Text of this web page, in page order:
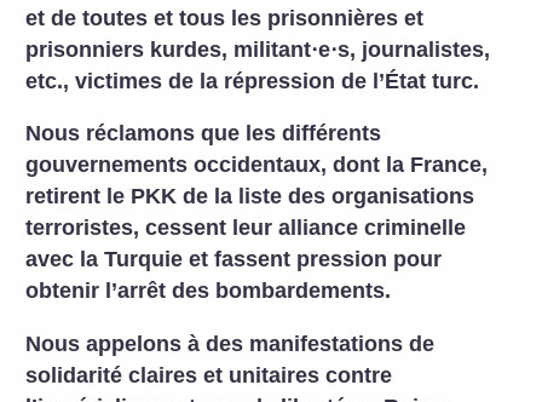
et de toutes et tous les prisonnières et
prisonniers kurdes, militant⋅e⋅s, journalistes,
etc., victimes de la répression de l’État turc.
Nous réclamons que les différents
gouvernements occidentaux, dont la France,
retirent le PKK de la liste des organisations
terroristes, cessent leur alliance criminelle
avec la Turquie et fassent pression pour
obtenir l’arrêt des bombardements.
Nous appelons à des manifestations de
solidarité claires et unitaires contre